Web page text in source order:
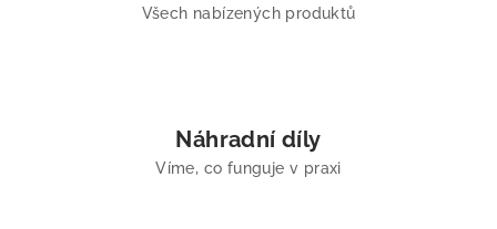
Všech nabízených produktů
Náhradní díly
Víme, co funguje v praxi